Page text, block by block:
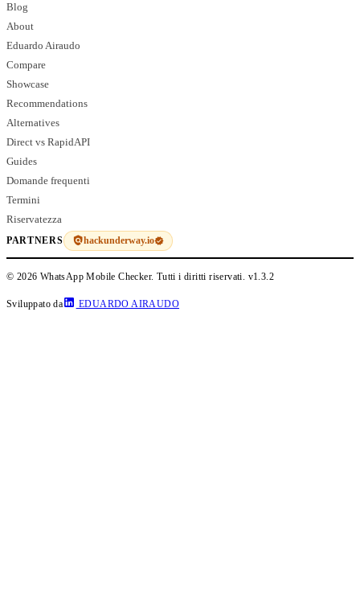
Blog
About
Eduardo Airaudo
Compare
Showcase
Recommendations
Alternatives
Direct vs RapidAPI
Guides
Domande frequenti
Termini
Riservatezza
PARTNERS hackunderway.io
© 2026 WhatsApp Mobile Checker. Tutti i diritti riservati. v1.3.2
Sviluppato da EDUARDO AIRAUDO